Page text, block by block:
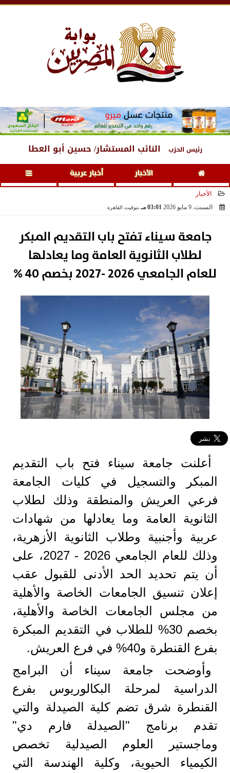
رئيس الحزب النائب المستشار/ حسين أبو العطا
الأخبار أخبار عربية
الأخبار
السبت، 9 مايو 2026
03:01 مـ بتوقيت القاهرة
جامعة سيناء تفتح باب التقديم المبكر
لطلاب الثانوية العامة وما يعادلها
للعام الجامعي 2026 -2027 بخصم 40 %
أعلنت جامعة سيناء فتح باب التقديم
المبكر والتسجيل في كليات الجامعة
فرعي العريش والمنطقة وذلك لطلاب
الثانوية العامة وما يعادلها من شهادات
عربية وأجنبية وطلاب الثانوية الأزهرية،
وذلك للعام الجامعي 2026 - 2027، على
أن يتم تحديد الحد الأدنى للقبول عقب
إعلان تنسيق الجامعات الخاصة والأهلية
من مجلس الجامعات الخاصة والأهلية،
بخصم 30% للطلاب في التقديم المبكرة
بفرع القنطرة و40% في فرع العريش.
وأوضحت جامعة سيناء أن البرامج
الدراسية لمرحلة البكالوريوس بفرع
القنطرة شرق تضم كلية الصيدلة والتي
تقدم برنامج "الصيدلة فارم دي"
وماجستير العلوم الصيدلية تخصص
الكيمياء الحيوية، وكلية الهندسة التي